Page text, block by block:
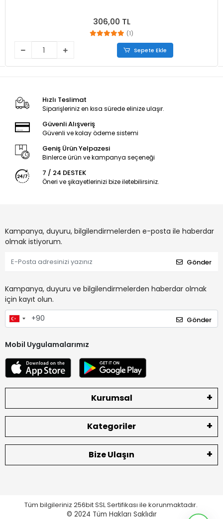
306,00 TL
(1)
Sepete Ekle
Hızlı Teslimat
Siparişleriniz en kısa sürede elinize ulaşır.
Güvenli Alışveriş
Güvenli ve kolay ödeme sistemi
Geniş Ürün Yelpazesi
Binlerce ürün ve kampanya seçeneği
7 / 24 DESTEK
Öneri ve şikayetlerinizi bize iletebilirsiniz.
Kampanya, duyuru, bilgilendirmelerden e-posta ile haberdar
olmak istiyorum.
Gönder
Kampanya, duyuru ve bilgilendirmelerden haberdar olmak
için kayıt olun.
Gönder
Mobil Uygulamalarımız
Kurumsal
Kategoriler
Bize Ulaşın
Tüm bilgileriniz 256bit SSL Sertifikası ile korunmaktadır.
© 2024 Tüm Hakları Saklıdır